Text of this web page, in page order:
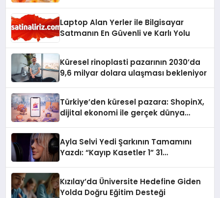
Laptop Alan Yerler ile Bilgisayar
Satmanın En Güvenli ve Karlı Yolu
Küresel rinoplasti pazarının 2030’da
9,6 milyar dolara ulaşması bekleniyor
Türkiye’den küresel pazara: ShopinX,
dijital ekonomi ile gerçek dünya
Ayla Selvi Yedi Şarkının Tamamını
Yazdı: “Kayıp Kasetler 1” 31
Kızılay’da Üniversite Hedefine Giden
Yolda Doğru Eğitim Desteği